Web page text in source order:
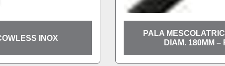
PALA MESCOLATRICE A CROCE INOX
DIAM. 180MM – FORO 25MM